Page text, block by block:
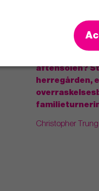
Eksempelvis har han
eller fotograf til
aftensolen?
herregården,
o
Christopher